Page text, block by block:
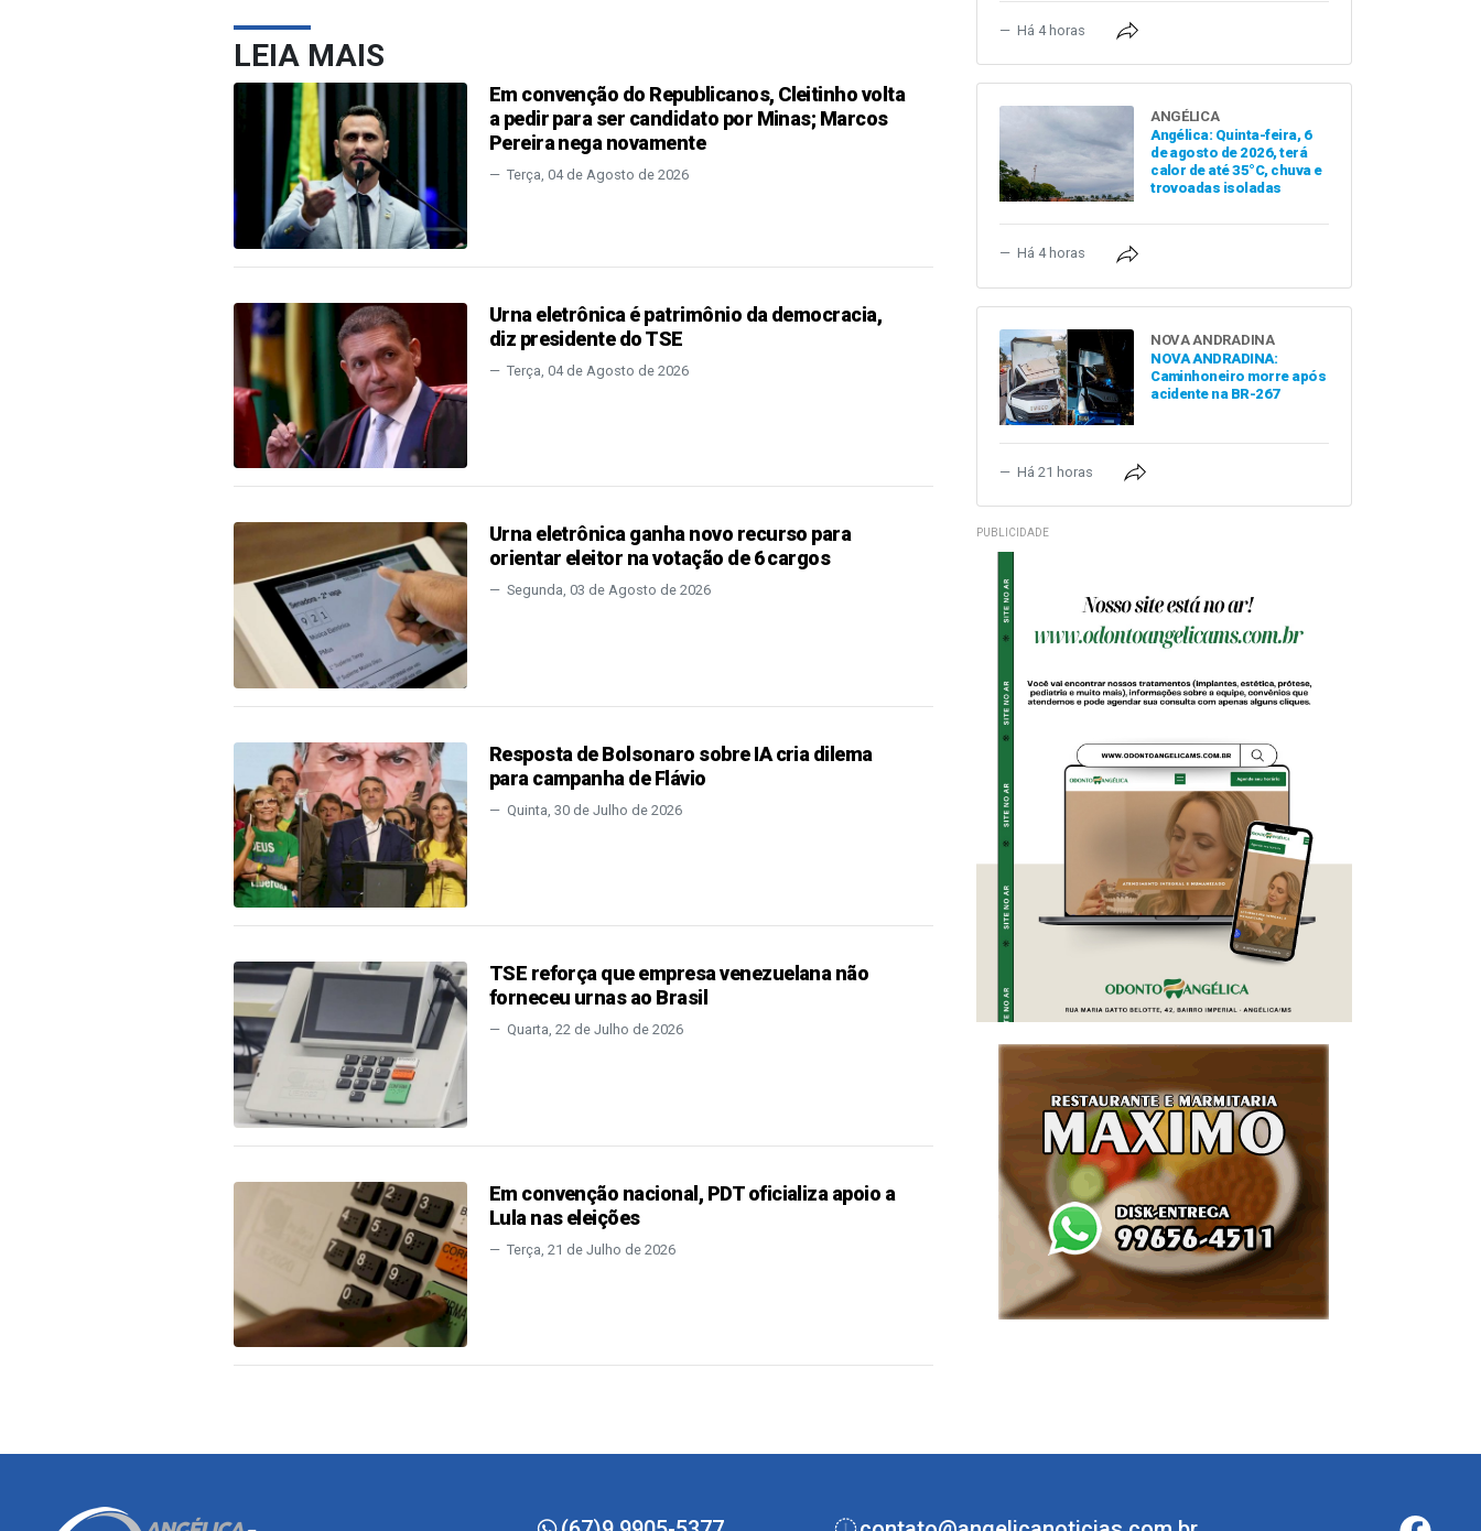
LEIA MAIS
Em convenção do Republicanos, Cleitinho volta
a pedir para ser candidato por Minas; Marcos
Pereira nega novamente
Terça, 04 de Agosto de 2026
Urna eletrônica é patrimônio da democracia,
diz presidente do TSE
Terça, 04 de Agosto de 2026
Urna eletrônica ganha novo recurso para
orientar eleitor na votação de 6 cargos
Segunda, 03 de Agosto de 2026
Resposta de Bolsonaro sobre IA cria dilema
para campanha de Flávio
Quinta, 30 de Julho de 2026
TSE reforça que empresa venezuelana não
forneceu urnas ao Brasil
Quarta, 22 de Julho de 2026
Em convenção nacional, PDT oficializa apoio a
Lula nas eleições
Terça, 21 de Julho de 2026
Há 4 horas
ANGÉLICA
Angélica: Quinta-feira, 6
de agosto de 2026, terá
calor de até 35°C, chuva e
trovoadas isoladas
Há 4 horas
NOVA ANDRADINA
NOVA ANDRADINA:
Caminhoneiro morre após
acidente na BR-267
Há 21 horas
PUBLICIDADE